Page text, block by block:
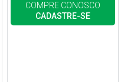
COMPRE CONOSCO
CADASTRE-SE